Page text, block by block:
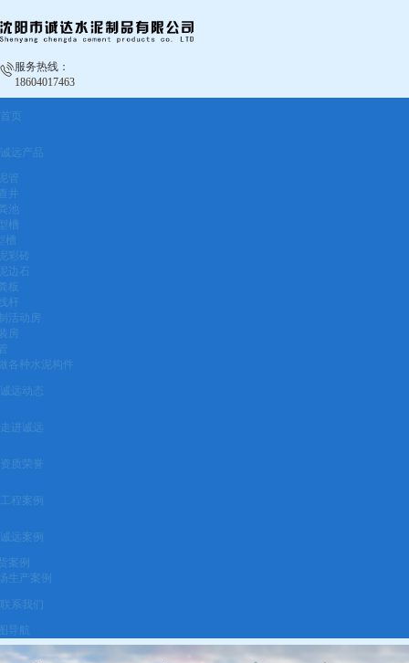
服务热线：
18604017463
首页
诚远产品
管
井
池
槽
槽
彩砖
边石
板
杆
活动房
房
各种水泥构件
诚远动态
走进诚远
资质荣誉
工程案例
诚远案例
案例
生产案例
联系我们
导航